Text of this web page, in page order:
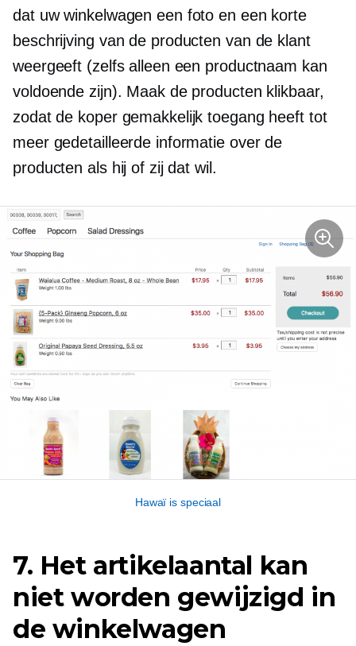
dat uw winkelwagen een foto en een korte
beschrijving van de producten van de klant
weergeeft (zelfs alleen een productnaam kan
voldoende zijn). Maak de producten klikbaar,
zodat de koper gemakkelijk toegang heeft tot
meer gedetailleerde informatie over de
producten als hij of zij dat wil.
Hawaï is speciaal
7. Het artikelaantal kan
niet worden gewijzigd in
de winkelwagen